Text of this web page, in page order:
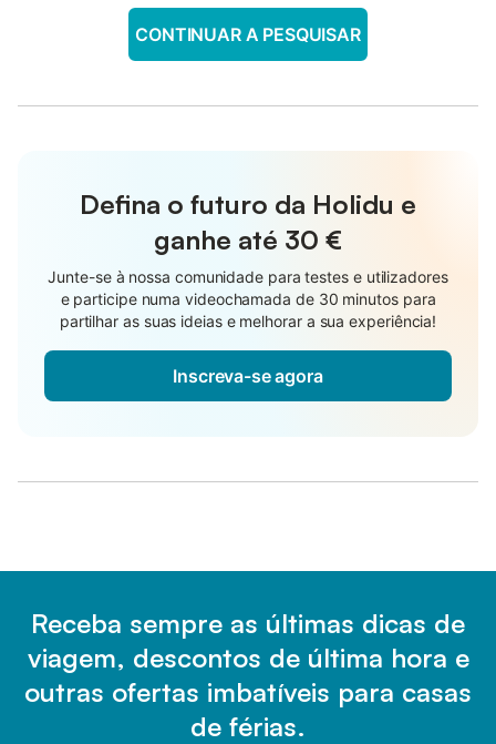
CONTINUAR A PESQUISAR
Defina o futuro da Holidu e
ganhe até 30 €
Junte-se à nossa comunidade para testes e utilizadores
e participe numa videochamada de 30 minutos para
partilhar as suas ideias e melhorar a sua experiência!
Inscreva-se agora
Receba sempre as últimas dicas de
viagem, descontos de última hora e
outras ofertas imbatíveis para casas
de férias.